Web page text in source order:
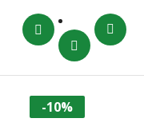
-10%